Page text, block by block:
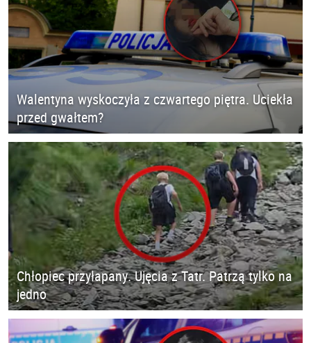
Walentyna wyskoczyła z czwartego piętra. Uciekła
przed gwałtem?
Chłopiec przyłapany. Ujęcia z Tatr. Patrzą tylko na
jedno